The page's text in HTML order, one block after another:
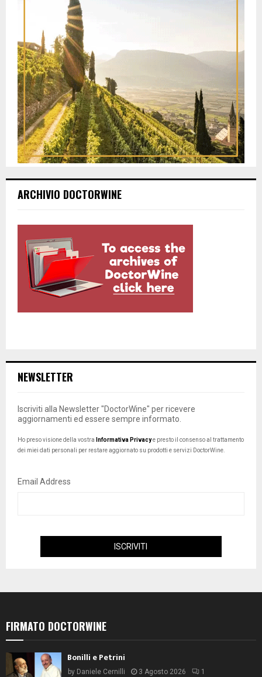
ARCHIVIO DOCTORWINE
NEWSLETTER
Iscriviti alla Newsletter "DoctorWine" per ricevere
aggiornamenti ed essere sempre informato.
Ho preso visione della vostra Informativa Privacye presto il consenso al trattamento
dei miei dati personali per restare aggiornato su prodotti e servizi DoctorWine.
Email Address
FIRMATO DOCTORWINE
Bonilli e Petrini
by Daniele Cernilli 3 Agosto 2026 1